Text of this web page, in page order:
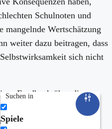
Suchen in
Spiele
Schulnoten und
mangelnde Wertschätzung
weiter dazu beitragen, dass
sich nicht
Feedback über die
Sie präsentieren uns
winken mit Belohnungen,